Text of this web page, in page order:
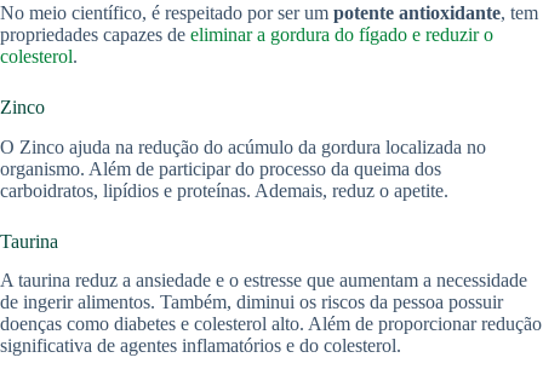
No meio científico, é respeitado por ser um potente antioxidante, tem
propriedades capazes de eliminar a gordura do fígado e reduzir o
colesterol.
Zinco
O Zinco ajuda na redução do acúmulo da gordura localizada no
organismo. Além de participar do processo da queima dos
carboidratos, lipídios e proteínas. Ademais, reduz o apetite.
Taurina
A taurina reduz a ansiedade e o estresse que aumentam a necessidade
de ingerir alimentos. Também, diminui os riscos da pessoa possuir
doenças como diabetes e colesterol alto. Além de proporcionar redução
significativa de agentes inflamatórios e do colesterol.